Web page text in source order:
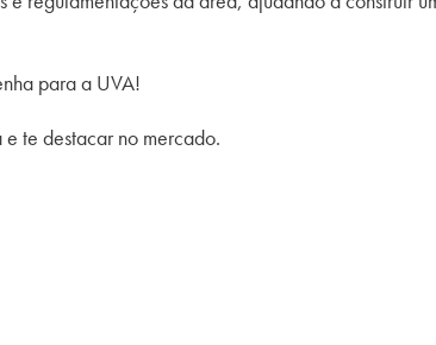
para a UVA!
te destacar no mercado.